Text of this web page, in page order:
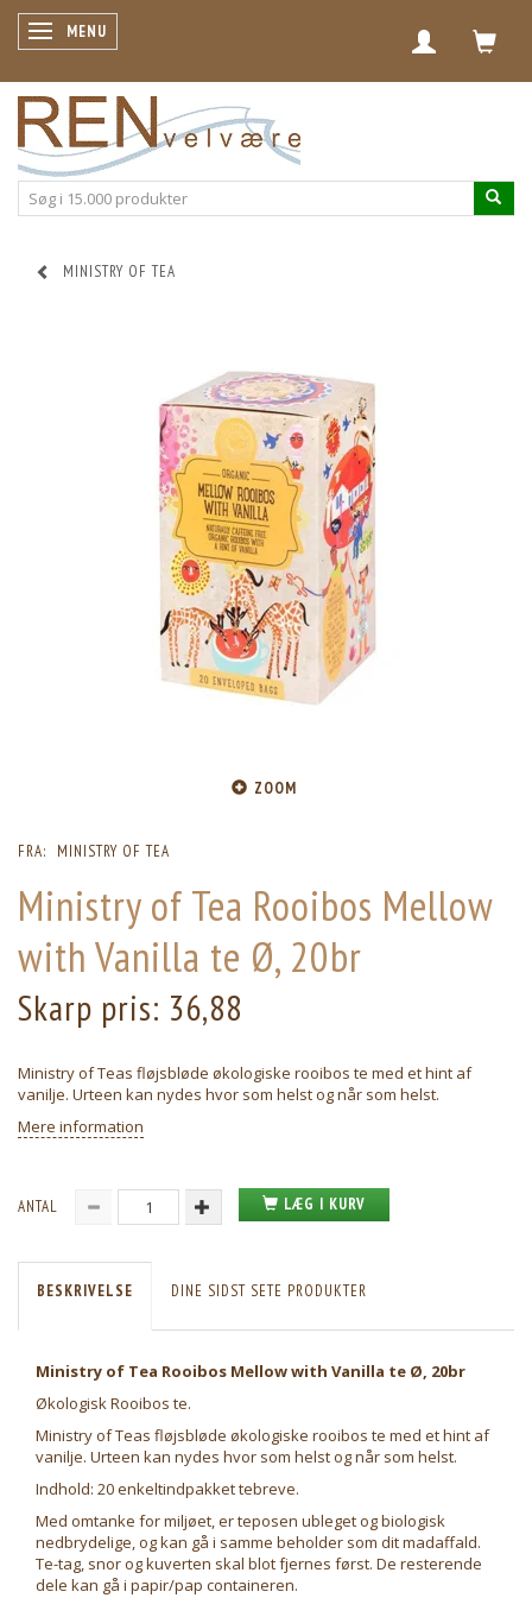
SKIFTE NAVIGATION
MENU
MINISTRY OF TEA
ZOOM
FRA: MINISTRY OF TEA
Ministry of Tea Rooibos Mellow
with Vanilla te Ø, 20br
Skarp pris: 36,88
Ministry of Teas fløjsbløde økologiske rooibos te med et hint af
vanilje. Urteen kan nydes hvor som helst og når som helst.
Mere information
ANTAL LÆG I KURV
BESKRIVELSE DINE SIDST SETE PRODUKTER
Ministry of Tea Rooibos Mellow with Vanilla te Ø, 20br
Økologisk Rooibos te.
Ministry of Teas fløjsbløde økologiske rooibos te med et hint af
vanilje. Urteen kan nydes hvor som helst og når som helst.
Indhold: 20 enkeltindpakket tebreve.
Med omtanke for miljøet, er teposen ubleget og biologisk
nedbrydelige, og kan gå i samme beholder som dit madaffald.
Te-tag, snor og kuverten skal blot fjernes først. De resterende
dele kan gå i papir/pap containeren.